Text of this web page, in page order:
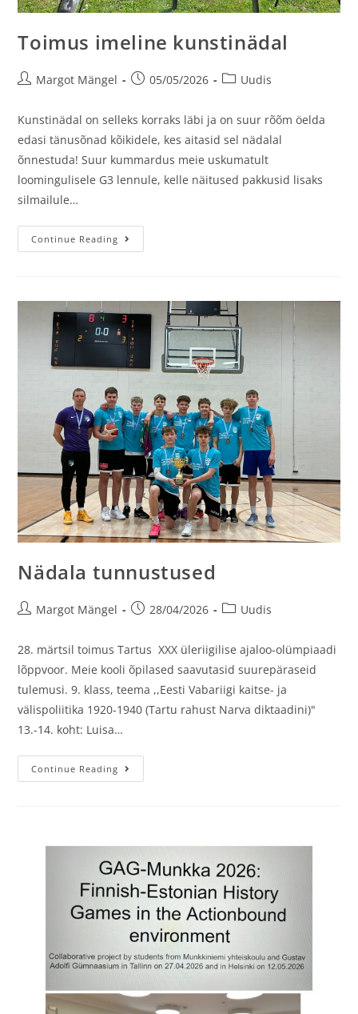
Toimus imeline kunstinädal
Margot Mängel 05/05/2026 Uudis
Kunstinädal on selleks korraks läbi ja on suur rõõm öelda
edasi tänusõnad kõikidele, kes aitasid sel nädalal
õnnestuda! Suur kummardus meie uskumatult
loomingulisele G3 lennule, kelle näitused pakkusid lisaks
silmailule…
Continue Reading
Nädala tunnustused
Margot Mängel 28/04/2026 Uudis
28. märtsil toimus Tartus XXX üleriigilise ajaloo-olümpiaadi
lõppvoor. Meie kooli õpilased saavutasid suurepäraseid
tulemusi. 9. klass, teema ,,Eesti Vabariigi kaitse- ja
välispoliitika 1920-1940 (Tartu rahust Narva diktaadini)"
13.-14. koht: Luisa…
Continue Reading